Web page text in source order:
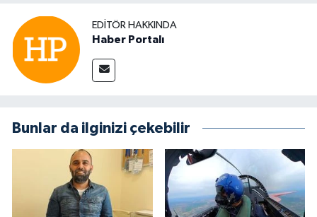
EDITÖR HAKKINDA
Haber Portalı
Bunlar da ilginizi çekebilir